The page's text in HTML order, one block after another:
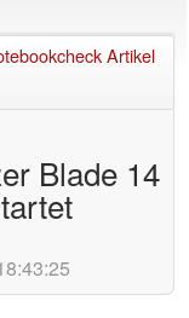
Artikel
Blade 14